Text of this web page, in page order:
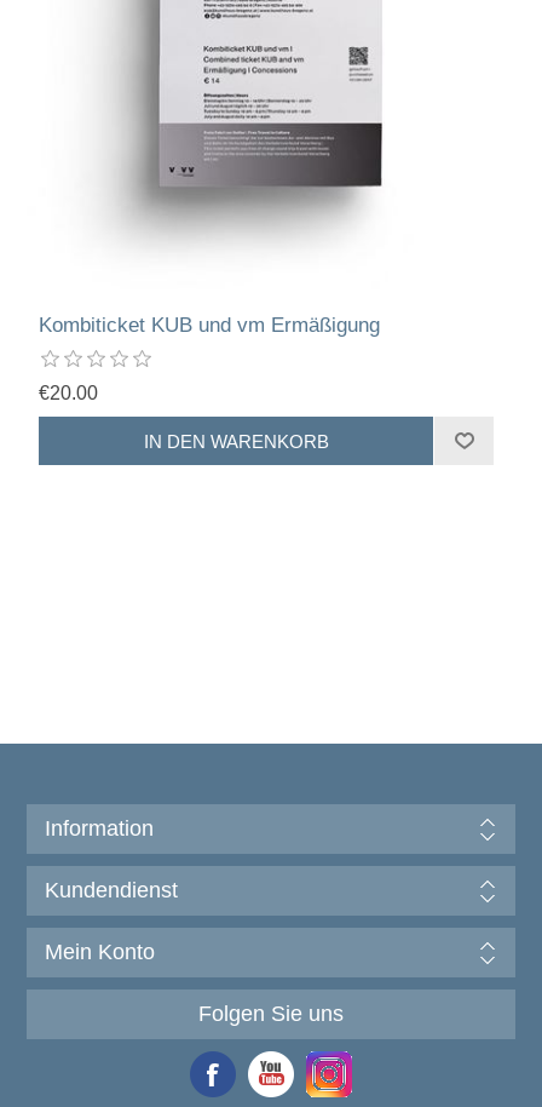
Kombiticket KUB und vm Ermäßigung
€20.00
Information
Kundendienst
Mein Konto
Folgen Sie uns